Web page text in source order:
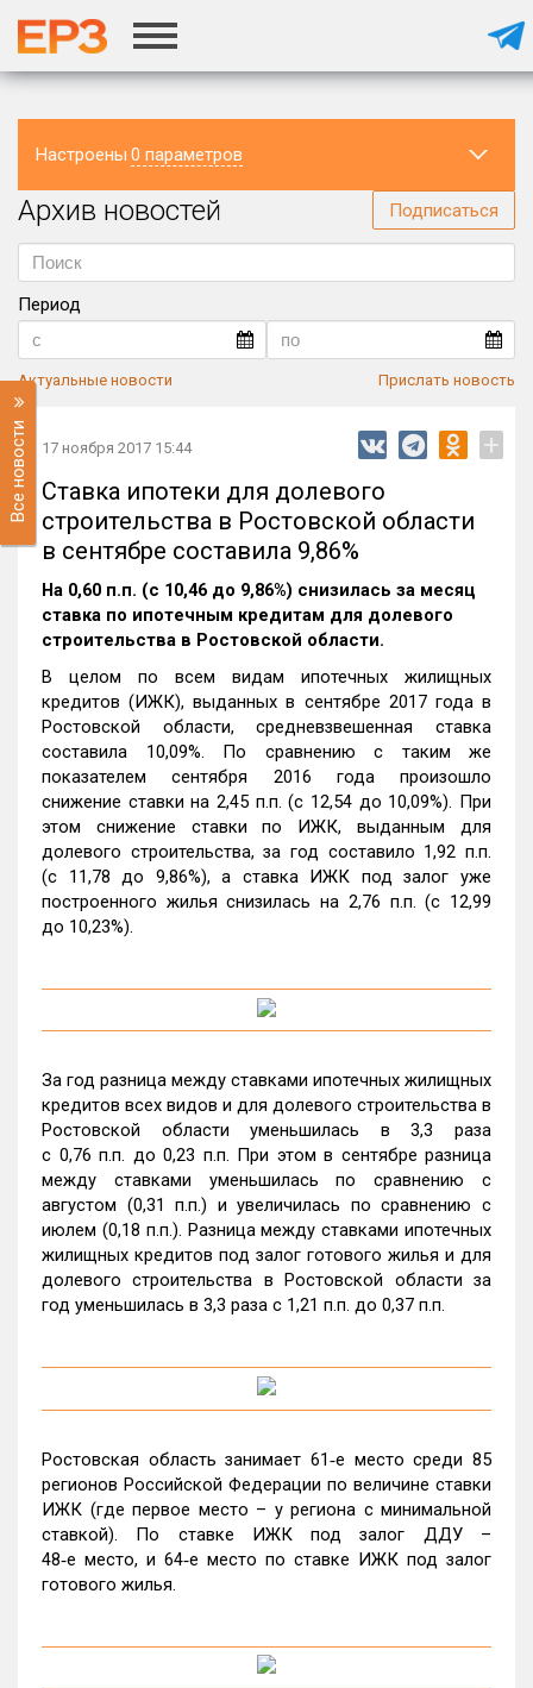
Настроены 0 параметров
Регион
Архив новостей Подписаться
Период
Актуальные новости Прислать новость
Все новости 17 ноября 2017 15:44 +
Ставка ипотеки для долевого
строительства в Ростовской области
в сентябре составила 9,86%
На 0,60 п.п. (с 10,46 до 9,86%) снизилась за месяц
ставка по ипотечным кредитам для долевого
строительства в Ростовской области.
В целом по всем видам ипотечных жилищных
кредитов (ИЖК), выданных в сентябре 2017 года в
Ростовской области, средневзвешенная ставка
составила 10,09%. По сравнению с таким же
показателем сентября 2016 года произошло
снижение ставки на 2,45 п.п. (с 12,54 до 10,09%). При
этом снижение ставки по ИЖК, выданным для
долевого строительства, за год составило 1,92 п.п.
(с 11,78 до 9,86%), а ставка ИЖК под залог уже
построенного жилья снизилась на 2,76 п.п. (с 12,99
до 10,23%).
За год разница между ставками ипотечных жилищных
кредитов всех видов и для долевого строительства в
Ростовской области уменьшилась в 3,3 раза
с 0,76 п.п. до 0,23 п.п. При этом в сентябре разница
между ставками уменьшилась по сравнению с
августом (0,31 п.п.) и увеличилась по сравнению с
июлем (0,18 п.п.). Разница между ставками ипотечных
жилищных кредитов под залог готового жилья и для
долевого строительства в Ростовской области за
год уменьшилась в 3,3 раза с 1,21 п.п. до 0,37 п.п.
Ростовская область занимает 61‑е место среди 85
регионов Российской Федерации по величине ставки
ИЖК (где первое место – у региона с минимальной
ставкой). По ставке ИЖК под залог ДДУ –
48‑е место, и 64‑е место по ставке ИЖК под залог
готового жилья.